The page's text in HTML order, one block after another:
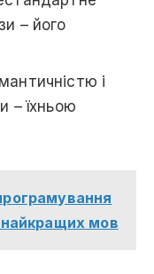
– його
і
– їхньою
найкращих мов